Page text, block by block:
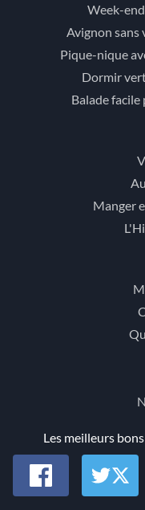
Week-
Avignon sans
Pique-nique
Dormir
Balade facile
Manger
Les meilleurs